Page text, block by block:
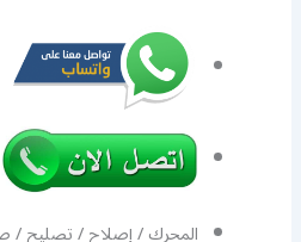
المحرك / إصلاح / تصليح /